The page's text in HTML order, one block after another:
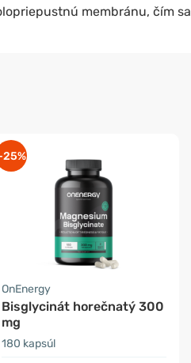
membránu, čím sa
OnEnergy
Bisglycinát horečnatý 300
mg
180 kapsúl